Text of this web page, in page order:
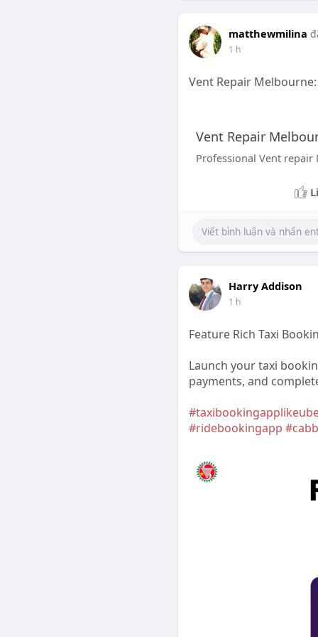
matthewmilina
1 h
Vent Repair
Vent Repair
Professional Vent
Harry Addison
1 h
Feature Rich Taxi
Launch your taxi
payments, and
#ridebookingapp